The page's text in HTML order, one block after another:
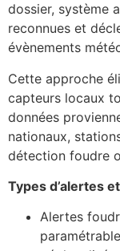
dossier, système
reconnues et
évènements
Cette approche
capteurs locaux
données
nationaux,
détection foudre
Types d’alertes
Alertes